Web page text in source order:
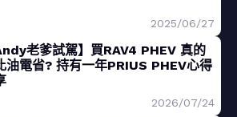
2025/06/27
老爹試駕】買RAV4 PHEV 真的
油電省? 持有一年PRIUS PHEV心得
2026/07/24